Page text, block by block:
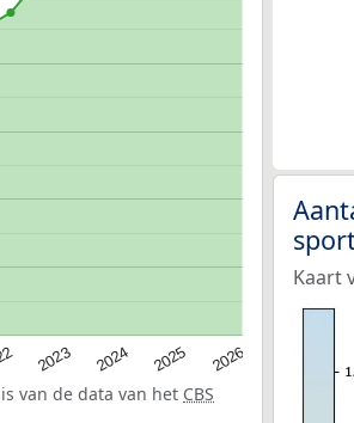
2023 2024 2025 2026
van de data van het CBS
Kaart